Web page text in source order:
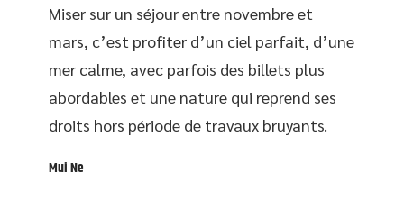
Miser sur un séjour entre novembre et
mars, c’est profiter d’un ciel parfait, d’une
mer calme, avec parfois des billets plus
abordables et une nature qui reprend ses
droits hors période de travaux bruyants.
Mui Ne